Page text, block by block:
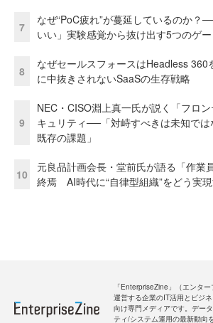
7
なぜ“PoC疲れ”が蔓延しているのか？
いい」実験感覚から抜け出す5つのゲ
8
なぜセールスフォースはHeadless 360
に中抜きされないSaaSの生存戦略
9
NEC・CISO淵上真一氏が説く「フロ
キュリティ──「対峙すべきは未知では
既存の課題」
10
元良品計画会長・堂前氏が語る「作業
終焉 AI時代に“自律型組織”をどう実
「EnterpriseZine」（エンタ
運営する企業のIT活用とビジ
向け専門メディアです。デー
ティ/システム運用の最新動向